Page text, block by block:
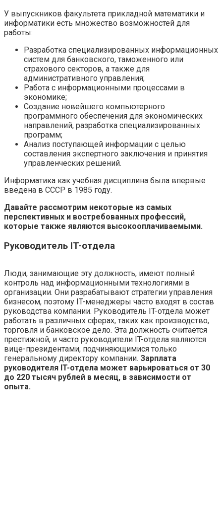
У выпускников факультета прикладной математики и
информатики есть множество возможностей для
работы:
Разработка специализированных информационных
систем для банковского, таможенного или
страхового секторов, а также для
административного управления;
Работа с информационными процессами в
экономике;
Создание новейшего компьютерного
программного обеспечения для экономических
направлений, разработка специализированных
программ;
Анализ поступающей информации с целью
составления экспертного заключения и принятия
управленческих решений.
Информатика как учебная дисциплина была впервые
введена в СССР в 1985 году.
Давайте рассмотрим некоторые из самых
перспективных и востребованных профессий,
которые также являются высокооплачиваемыми.
Руководитель IT-отдела
Люди, занимающие эту должность, имеют полный
контроль над информационными технологиями в
организации. Они разрабатывают стратегии управления
бизнесом, поэтому IT-менеджеры часто входят в состав
руководства компании. Руководитель IT-отдела может
работать в различных сферах, таких как производство,
торговля и банковское дело. Эта должность считается
престижной, и часто руководители IT-отдела являются
вице-президентами, подчиняющимися только
генеральному директору компании. Зарплата
руководителя IT-отдела может варьироваться от 30
до 220 тысяч рублей в месяц, в зависимости от
опыта.